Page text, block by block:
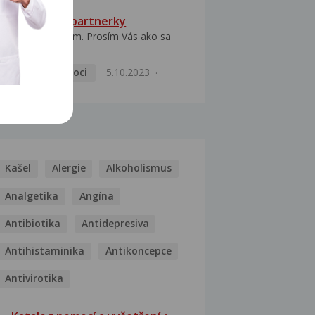
HPV typ 52 u partnerky
Dobrý deň prajem. Prosím Vás ako sa
Pohlavní nemoci
5.10.2023
Kašel Alergie Alkoholismus
Analgetika Angína
Antibiotika Antidepresiva
Antihistaminika Antikoncepce
Antivirotika